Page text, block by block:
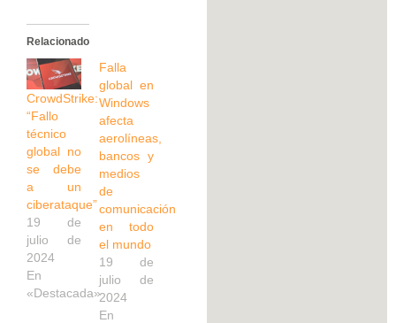
Relacionado
CrowdStrike:
“Fallo
técnico
global no
se debe
a un
ciberataque”
19 de
julio de
2024
En
«Destacada»
Falla
global en
Windows
afecta
aerolíneas,
bancos y
medios
de
comunicación
en todo
el mundo
19 de
julio de
2024
En